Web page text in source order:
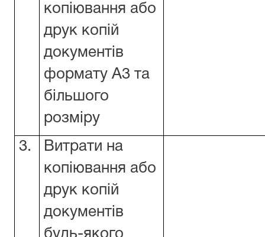
копіювання або
друк копій
документів
формату А3 та
більшого
розміру
3.
Витрати на
копіювання або
друк копій
документів
будь-якого